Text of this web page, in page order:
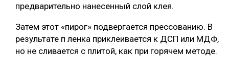
предварительно нанесенный слой клея.
Затем этот «пирог» подвергается прессованию. В
результате п ленка приклеивается к ДСП или МДФ,
но не сливается с плитой, как при горячем методе.